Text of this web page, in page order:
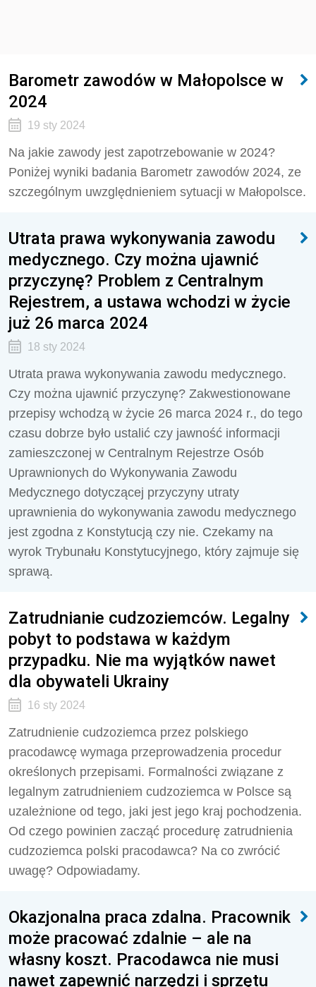
Barometr zawodów w Małopolsce w
2024
19 sty 2024
Na jakie zawody jest zapotrzebowanie w 2024?
Poniżej wyniki badania Barometr zawodów 2024, ze
szczególnym uwzględnieniem sytuacji w Małopolsce.
Utrata prawa wykonywania zawodu
medycznego. Czy można ujawnić
przyczynę? Problem z Centralnym
Rejestrem, a ustawa wchodzi w życie
już 26 marca 2024
18 sty 2024
Utrata prawa wykonywania zawodu medycznego.
Czy można ujawnić przyczynę? Zakwestionowane
przepisy wchodzą w życie 26 marca 2024 r., do tego
czasu dobrze było ustalić czy jawność informacji
zamieszczonej w Centralnym Rejestrze Osób
Uprawnionych do Wykonywania Zawodu
Medycznego dotyczącej przyczyny utraty
uprawnienia do wykonywania zawodu medycznego
jest zgodna z Konstytucją czy nie. Czekamy na
wyrok Trybunału Konstytucyjnego, który zajmuje się
sprawą.
Zatrudnianie cudzoziemców. Legalny
pobyt to podstawa w każdym
przypadku. Nie ma wyjątków nawet
dla obywateli Ukrainy
16 sty 2024
Zatrudnienie cudzoziemca przez polskiego
pracodawcę wymaga przeprowadzenia procedur
określonych przepisami. Formalności związane z
legalnym zatrudnieniem cudzoziemca w Polsce są
uzależnione od tego, jaki jest jego kraj pochodzenia.
Od czego powinien zacząć procedurę zatrudnienia
cudzoziemca polski pracodawca? Na co zwrócić
uwagę? Odpowiadamy.
Okazjonalna praca zdalna. Pracownik
może pracować zdalnie – ale na
własny koszt. Pracodawca nie musi
nawet zapewnić narzędzi i sprzętu